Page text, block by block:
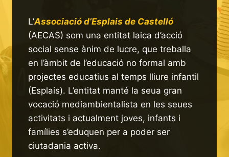
L’Associació d’Esplais de Castelló
(AECAS) som una entitat laica d’acció
social sense ànim de lucre, que treballa
en l’àmbit de l’educació no formal amb
projectes educatius al temps lliure infantil
(Esplais). L’entitat manté la seua gran
vocació mediambientalista en les seues
activitats i actualment joves, infants i
famílies s’eduquen per a poder ser
ciutadania activa.